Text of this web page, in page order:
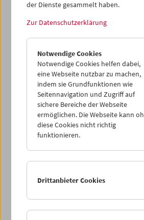
< Vorherige Woche
Mo 6.6.
Di 7.6.
Mi 8.6.
Do 9.6.
Sa 11.6.
der Dienste gesammelt haben.
Zur Datenschutzerklärung
Notwendige Cookies
Notwendige Cookies helfen dabei,
eine Webseite nutzbar zu machen,
indem sie Grundfunktionen wie
Seitennavigation und Zugriff auf
sichere Bereiche der Webseite
ermöglichen. Die Webseite kann
diese Cookies nicht richtig
funktionieren.
Drittanbieter Cookies